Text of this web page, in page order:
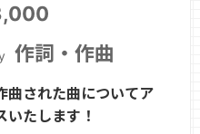
作詞・作曲
曲された曲についてア
いたします！